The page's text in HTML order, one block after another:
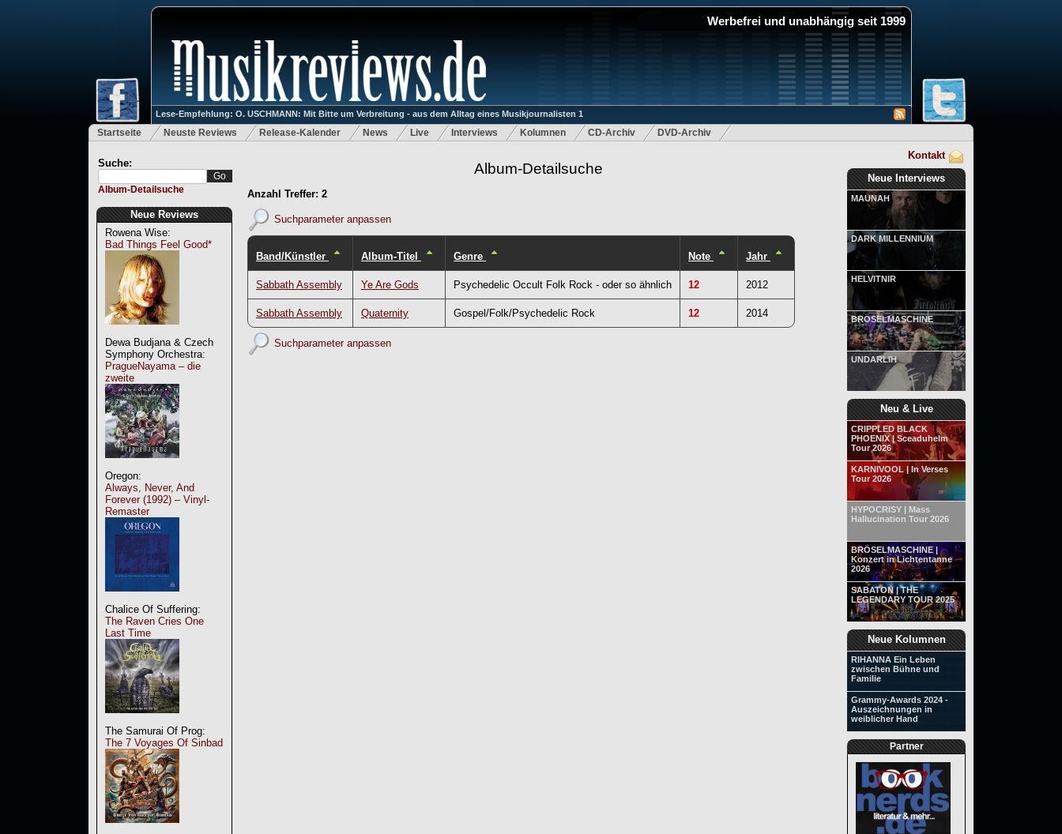
Werbefrei und unabhängig seit 1999
Lese-Empfehlung: O. USCHMANN: Mit Bitte um Verbreitung - aus dem Alltag eines Musikjournalisten 1
Startseite Neuste Reviews Release-Kalender News Live Interviews Kolumnen CD-Archiv DVD-Archiv
Suche:
Album-Detailsuche
Neue Reviews
Rowena Wise:
Bad Things Feel Good*
Dewa Budjana & Czech
Symphony Orchestra:
PragueNayama – die
zweite
Oregon:
Always, Never, And
Forever (1992) – Vinyl-
Remaster
Chalice Of Suffering:
The Raven Cries One
Last Time
The Samurai Of Prog:
The 7 Voyages Of Sinbad
Kontakt
Neue Interviews
MAUNAH
DARK MILLENNIUM
HELVITNIR
BRÖSELMASCHINE
UNDARLIH
Neu & Live
CRIPPLED BLACK
PHOENIX | Sceaduhelm
Tour 2026
KARNIVOOL | In Verses
Tour 2026
HYPOCRISY | Mass
Hallucination Tour 2026
BRÖSELMASCHINE |
Konzert in Lichtentanne
2026
SABATON | THE
LEGENDARY TOUR 2025
Neue Kolumnen
RIHANNA Ein Leben
zwischen Bühne und
Familie
Grammy-Awards 2024 -
Auszeichnungen in
weiblicher Hand
Partner
Album-Detailsuche
Anzahl Treffer: 2
Suchparameter anpassen
Band/Künstler Album-Titel Genre Note Jahr
Sabbath Assembly Ye Are Gods Psychedelic Occult Folk Rock - oder so ähnlich 12 2012
Sabbath Assembly Quaternity Gospel/Folk/Psychedelic Rock 12 2014
Suchparameter anpassen